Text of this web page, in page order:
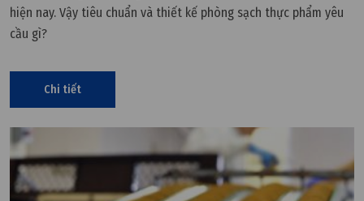
hiện nay. Vậy tiêu chuẩn và thiết kế phòng sạch thực phẩm yêu
cầu gì?
Chi tiết